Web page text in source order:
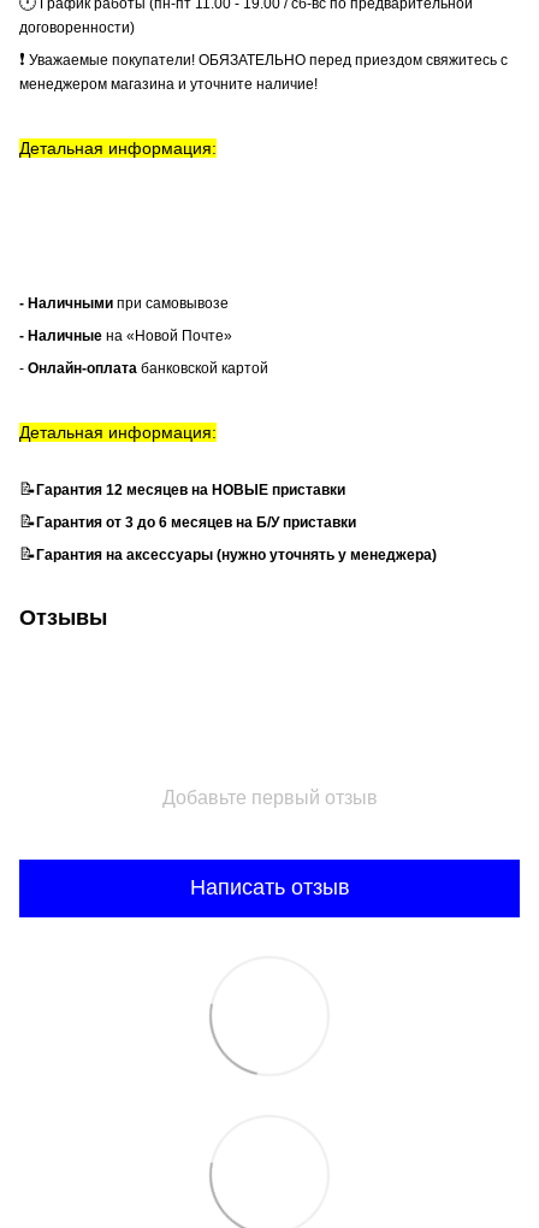
договоренности)
❗ Уважаемые покупатели! ОБЯЗАТЕЛЬНО перед приездом свяжитесь с
менеджером магазина и уточните наличие!
Детальная информация:
- Наличными при самовывозе
- Наличные на «Новой Почте»
- Онлайн-оплата банковской картой
Детальная информация:
📝Гарантия 12 месяцев на НОВЫЕ приставки
📝Гарантия от 3 до 6 месяцев на Б/У приставки
📝Гарантия на аксессуары (нужно уточнять у менеджера)
Отзывы
Добавьте первый отзыв
Написать отзыв